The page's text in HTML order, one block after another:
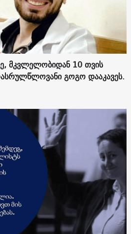
მკვლელობიდან 10 თვის
გოგო დააკავეს.